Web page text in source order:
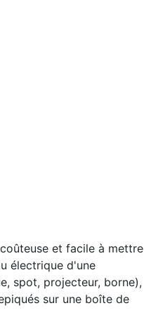
et facile à mettre
électrique d'une
spot, projecteur, borne),
sur une boîte de